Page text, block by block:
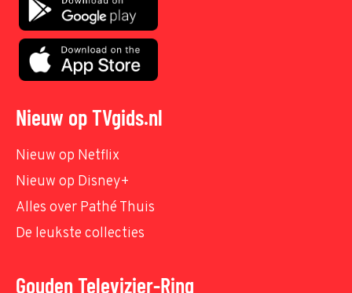
Nieuw op TVgids.nl
Nieuw op Netflix
Nieuw op Disney+
Alles over Pathé Thuis
De leukste collecties
Gouden Televizier-Ring